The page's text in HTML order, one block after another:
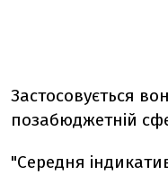
Застосовується
позабюджетній
"Середня